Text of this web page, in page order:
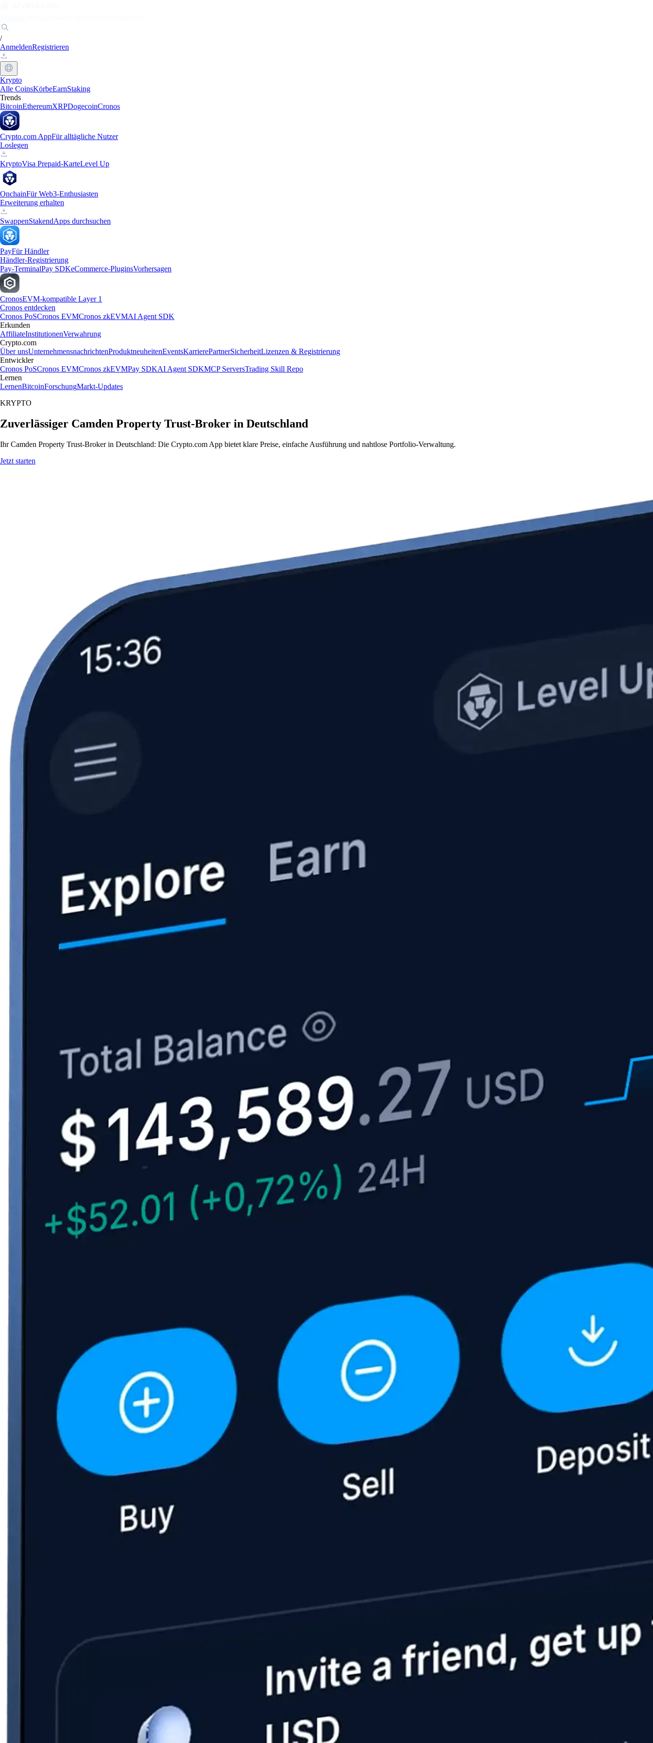
/
AnmeldenRegistrieren
Krypto
Alle CoinsKörbeEarnStaking
Trends
BitcoinEthereumXRPDogecoinCronos
Crypto.com AppFür alltägliche Nutzer
Loslegen
KryptoVisa Prepaid-KarteLevel Up
OnchainFür Web3-Enthusiasten
Erweiterung erhalten
SwappenStakendApps durchsuchen
PayFür Händler
Händler-Registrierung
Pay-TerminalPay SDKeCommerce-PluginsVorhersagen
CronosEVM-kompatible Layer 1
Cronos entdecken
Cronos PoSCronos EVMCronos zkEVMAI Agent SDK
Erkunden
AffiliateInstitutionenVerwahrung
Crypto.com
Über unsUnternehmensnachrichtenProduktneuheitenEventsKarrierePartnerSicherheitLizenzen & Registrierung
Entwickler
Cronos PoSCronos EVMCronos zkEVMPay SDKAI Agent SDKMCP ServersTrading Skill Repo
Lernen
LernenBitcoinForschungMarkt-Updates
KRYPTO
Zuverlässiger Camden Property Trust-Broker in Deutschland
Ihr Camden Property Trust-Broker in Deutschland: Die Crypto.com App bietet klare Preise, einfache Ausführung und nahtlose Portfolio-Verwaltung.
Jetzt starten